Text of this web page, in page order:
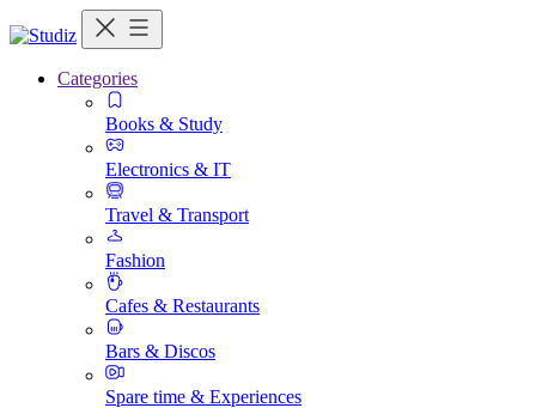
Categories
Books & Study
Electronics & IT
Travel & Transport
Fashion
Cafes & Restaurants
Bars & Discos
Spare time & Experiences